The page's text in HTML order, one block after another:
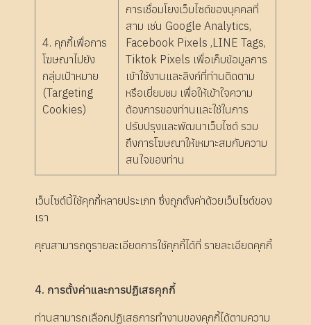
4. คุกกี้เพื่อการ
โฆษณาไปยัง
กลุ่มเป้าหมาย
(Targeting
Cookies)
การเชื่อมโยงเว็บไซต์ของบุคคลที่
สาม เช่น Google Analytics,
Facebook Pixels ,LINE Tags,
Tiktok Pixels เพื่อเก็บข้อมูลการ
เข้าใช้งานและลิงก์ที่ท่านติดตาม
หรือเยี่ยมชม เพื่อให้เข้าใจความ
ต้องการของท่านและใช้ในการ
ปรับปรุงและพัฒนาเว็บไซต์ รวม
ถึงการโฆษณาให้เหมาะสมกับความ
สนใจของท่าน
เว็บไซต์นี้ใช้คุกกี้หลายประเภท ซึ่งถูกตั้งค่าด้วยเว็บไซต์ของ
เรา
คุณสามารถดูรายละเอียดการใช้คุกกี้ได้ที่ รายละเอียดคุกกี้
4. การตั้งค่าและการปฏิเสธคุกกี้
ท่านสามารถเลือกปฏิเสธการทำงานของคุกกี้ได้ตามความ